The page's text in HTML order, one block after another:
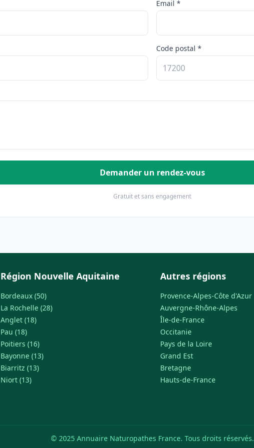
Email *
Code postal *
Demander un rendez-vous
Gratuit et sans engagement
Région Nouvelle Aquitaine
Bordeaux (50)
La Rochelle (28)
Anglet (18)
Pau (18)
Poitiers (16)
Bayonne (13)
Biarritz (13)
Niort (13)
Autres régions
Provence-Alpes-Côte d'Azur
Auvergne-Rhône-Alpes
Île-de-France
Occitanie
Pays de la Loire
Grand Est
Bretagne
Hauts-de-France
© 2025 Annuaire Naturopathes France. Tous droits réservés.